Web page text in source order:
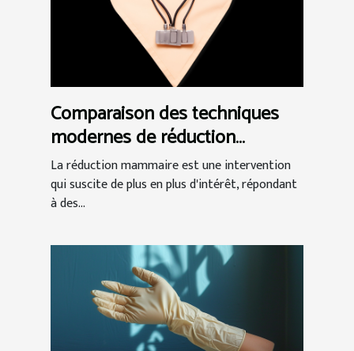
Comparaison des techniques
modernes de réduction
mammaire et leur efficacité
La réduction mammaire est une intervention
qui suscite de plus en plus d'intérêt, répondant
à des...